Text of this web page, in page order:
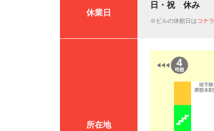
休業日
日・祝 休み
※ビルの休館日はコチラ
所在地